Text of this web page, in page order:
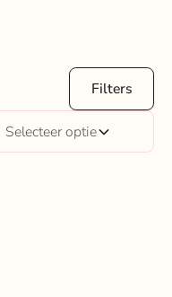
Filters
Selecteer optie